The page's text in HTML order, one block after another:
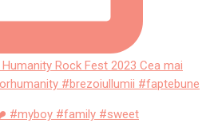
#myboy #family #sweet